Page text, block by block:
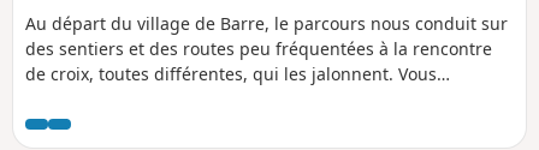
Au départ du village de Barre, le parcours nous conduit sur
des sentiers et des routes peu fréquentées à la rencontre
de croix, toutes différentes, qui les jalonnent. Vous
qui contournent la commune.